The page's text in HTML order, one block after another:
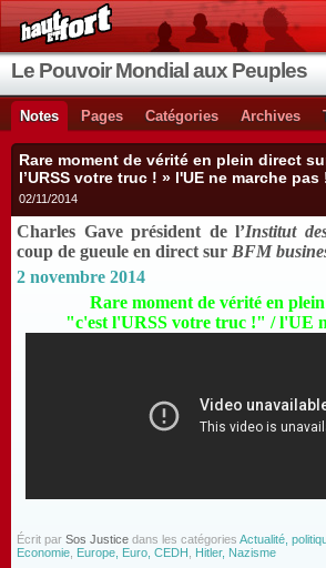
Le Pouvoir Mondial aux Peuples
Notes Pages Catégories Archives
Rare moment de vérité en plein direct
l’URSS votre truc ! » l'UE ne marche pas
02/11/2014
Charles Gave président de l’Institut
coup de gueule en direct sur BFM
2 novembre 2014
Rare moment de vérité en
"c'est l'URSS votre truc !" / l'UE
Écrit par Sos Justice dans les catégories Actualité,
Economie Europe, Euro, CEDH
Hitler, Nazisme